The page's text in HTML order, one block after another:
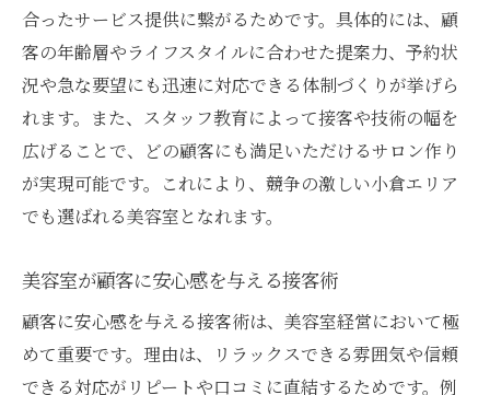
合ったサービス提供に繋がるためです。具体的には、顧
客の年齢層やライフスタイルに合わせた提案力、予約状
況や急な要望にも迅速に対応できる体制づくりが挙げら
れます。また、スタッフ教育によって接客や技術の幅を
広げることで、どの顧客にも満足いただけるサロン作り
が実現可能です。これにより、競争の激しい小倉エリア
でも選ばれる美容室となれます。
美容室が顧客に安心感を与える接客術
顧客に安心感を与える接客術は、美容室経営において極
めて重要です。理由は、リラックスできる雰囲気や信頼
できる対応がリピートや口コミに直結するためです。例